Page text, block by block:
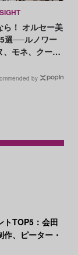
ら！ オルセー美
選──ルノワー
、モネ、クール
by
トTOP5：会田
、ピーター・